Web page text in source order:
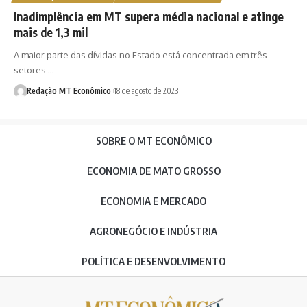
Inadimplência em MT supera média nacional e atinge
mais de 1,3 mil
A maior parte das dívidas no Estado está concentrada em três
setores:…
Redação MT Econômico 18 de agosto de 2023
SOBRE O MT ECONÔMICO
ECONOMIA DE MATO GROSSO
ECONOMIA E MERCADO
AGRONEGÓCIO E INDÚSTRIA
POLÍTICA E DESENVOLVIMENTO